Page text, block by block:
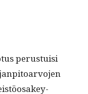
perus­tu­isi